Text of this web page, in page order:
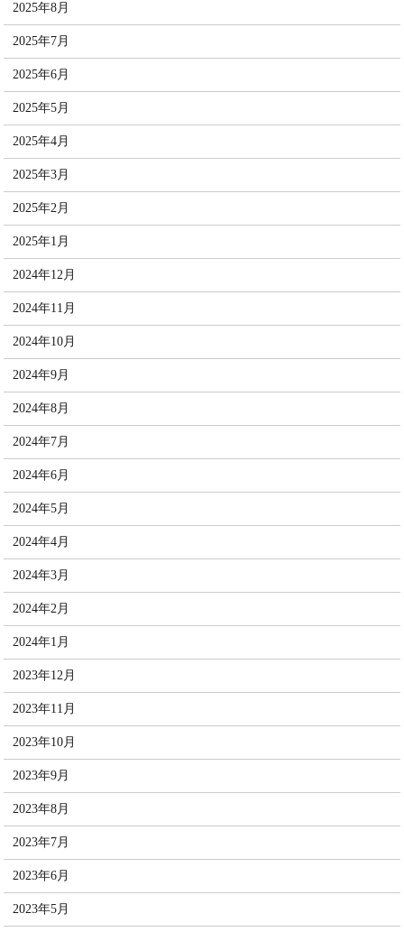
2025年8月
2025年7月
2025年6月
2025年5月
2025年4月
2025年3月
2025年2月
2025年1月
2024年12月
2024年11月
2024年10月
2024年9月
2024年8月
2024年7月
2024年6月
2024年5月
2024年4月
2024年3月
2024年2月
2024年1月
2023年12月
2023年11月
2023年10月
2023年9月
2023年8月
2023年7月
2023年6月
2023年5月